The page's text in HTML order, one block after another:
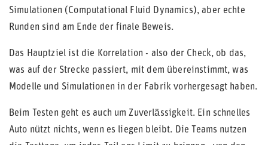
Simulationen (Computational Fluid Dynamics), aber echte
Runden sind am Ende der finale Beweis.
Das Hauptziel ist die Korrelation - also der Check, ob das,
was auf der Strecke passiert, mit dem übereinstimmt, was
Modelle und Simulationen in der Fabrik vorhergesagt haben.
Beim Testen geht es auch um Zuverlässigkeit. Ein schnelles
Auto nützt nichts, wenn es liegen bleibt. Die Teams nutzen